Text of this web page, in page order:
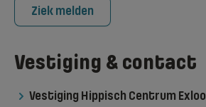
Ziek melden
Vestiging & contact
Vestiging Hippisch Centrum Exloo